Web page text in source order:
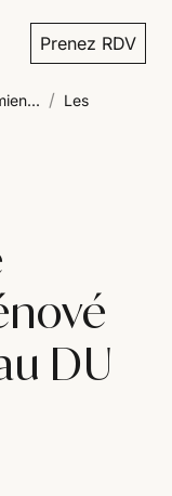
Prenez RDV
/ Les
DU